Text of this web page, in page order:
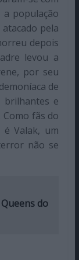
população
pela
depois
levou a
por seu
de
brilhantes e
Como fãs do
Valak, um
não se
do